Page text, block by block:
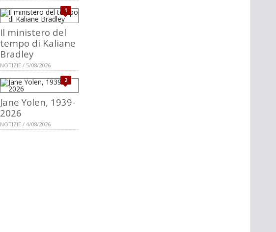
1
Il ministero del
tempo di Kaliane
Bradley
NOTIZIE / 5/08/2026
2
Jane Yolen, 1939-
2026
NOTIZIE / 4/08/2026